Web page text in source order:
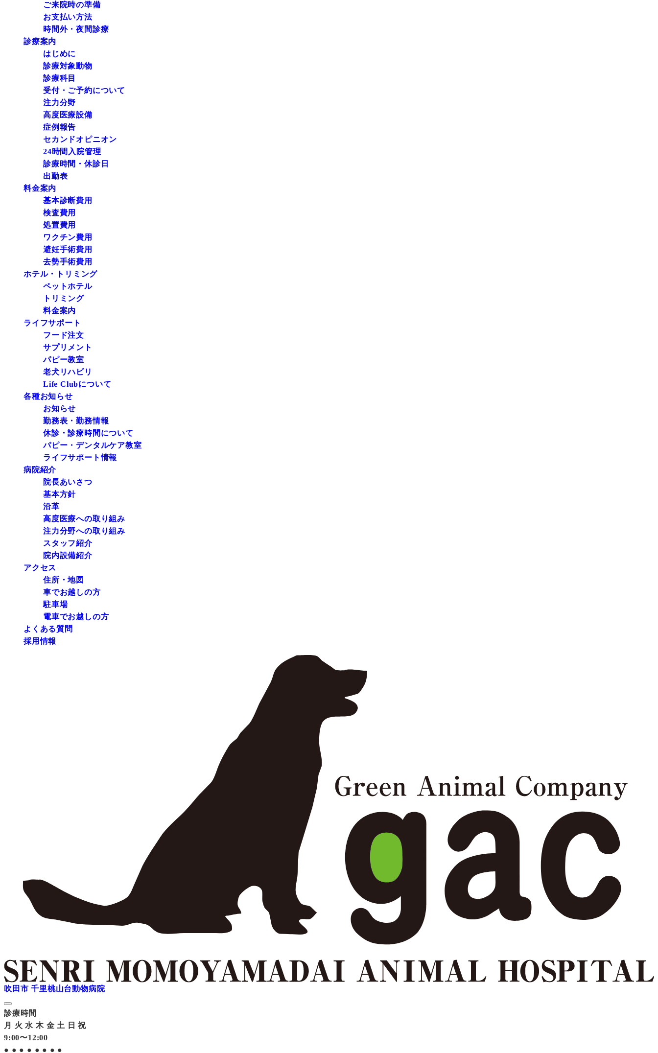
ご来院時の準備
お支払い方法
時間外・夜間診療
診療案内
はじめに
診療対象動物
診療科目
受付・ご予約について
注力分野
高度医療設備
症例報告
セカンドオピニオン
24時間入院管理
診療時間・休診日
出勤表
料金案内
基本診断費用
検査費用
処置費用
ワクチン費用
避妊手術費用
去勢手術費用
ホテル・トリミング
ペットホテル
トリミング
料金案内
ライフサポート
フード注文
サプリメント
パピー教室
老犬リハビリ
Life Clubについて
各種お知らせ
お知らせ
勤務表・勤務情報
休診・診療時間について
パピー・デンタルケア教室
ライフサポート情報
病院紹介
院長あいさつ
基本方針
沿革
高度医療への取り組み
注力分野への取り組み
スタッフ紹介
院内設備紹介
アクセス
住所・地図
車でお越しの方
駐車場
電車でお越しの方
よくある質問
採用情報
吹田市 千里桃山台動物病院
診療時間
月
火 水 木 金 土 日 祝
9:00〜12:00
● ● ● ● ● ● ● ●